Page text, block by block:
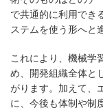
で共通的に利用でき
ステムを使う形へと
これにより、機械学
め、開発組織全体と
がります。加えて、
に、今後も体制や制